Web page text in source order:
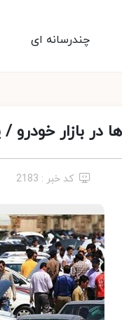
چندرسانه ای
بازار خودرو /
کد خبر : 2183